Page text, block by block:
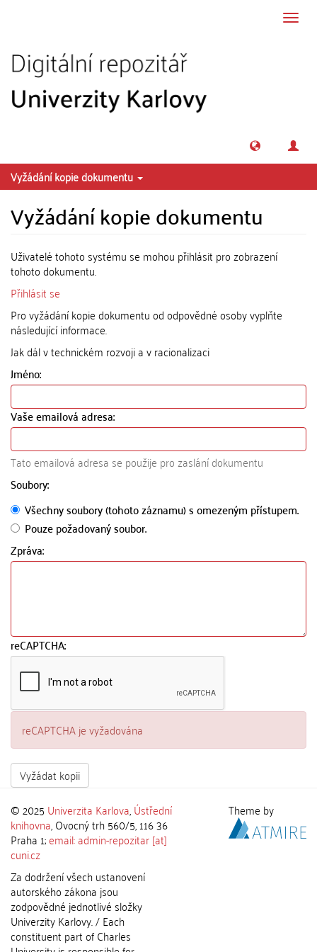
Vyžádání kopie dokumentu
Vyžádání kopie dokumentu
Uživatelé tohoto systému se mohou přihlásit pro zobrazení
tohoto dokumentu.
Přihlásit se
Pro vyžádání kopie dokumentu od odpovědné osoby vyplňte
následující informace.
Jak dál v technickém rozvoji a v racionalizaci
Jméno:
Vaše emailová adresa:
Tato emailová adresa se použije pro zaslání dokumentu
Soubory:
Všechny soubory (tohoto záznamu) s omezeným přístupem.
Pouze požadovaný soubor.
Zpráva:
reCAPTCHA:
reCAPTCHA je vyžadována
Vyžádat kopii
© 2025 Univerzita Karlova,Ústřední
knihovna, Ovocný trh 560/5, 116 36
Praha 1;email: admin-repozitar [at]
cuni.cz
Za dodržení všech ustanovení
autorského zákona jsou
zodpovědné jednotlivé složky
Univerzity Karlovy. / Each
constituent part of Charles
Theme by